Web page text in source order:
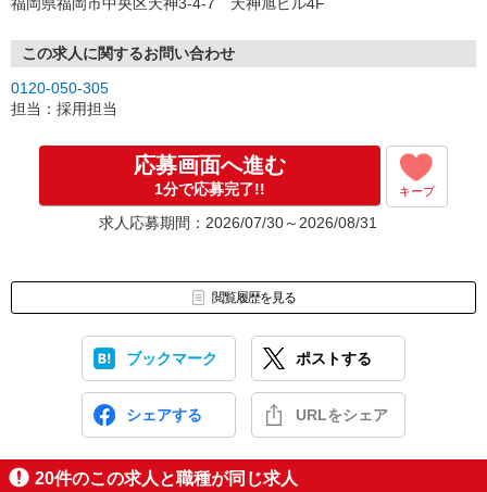
③面接実施（履歴書不要）
※ご希望があれば、職場見学の調整もOKです！
お気軽にご応募ください♪
この求人に関するお問い合わせ
0120-050-305
担当：採用担当
応募画面へ進む
1分で応募完了!! キープ
求人応募期間：2026/07/30～2026/08/31
閲覧履歴を見る
ブックマーク ポストする
シェアする URLをシェア
20件のこの求人と職種が同じ求人